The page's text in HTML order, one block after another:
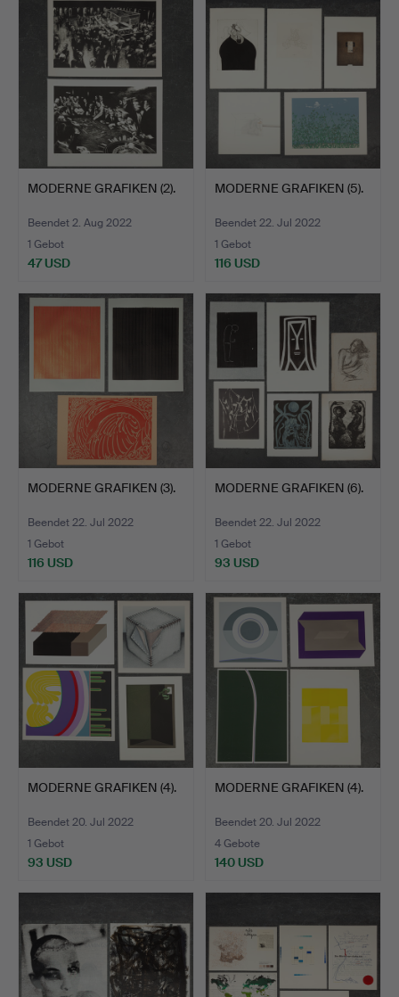
MODERNE GRAFIKEN (2).
Beendet 2. Aug 2022
1 Gebot
47 USD
MODERNE GRAFIKEN (5).
Beendet 22. Jul 2022
1 Gebot
116 USD
MODERNE GRAFIKEN (3).
Beendet 22. Jul 2022
1 Gebot
116 USD
MODERNE GRAFIKEN (6).
Beendet 22. Jul 2022
1 Gebot
93 USD
MODERNE GRAFIKEN (4).
Beendet 20. Jul 2022
1 Gebot
93 USD
MODERNE GRAFIKEN (4).
Beendet 20. Jul 2022
4 Gebote
140 USD